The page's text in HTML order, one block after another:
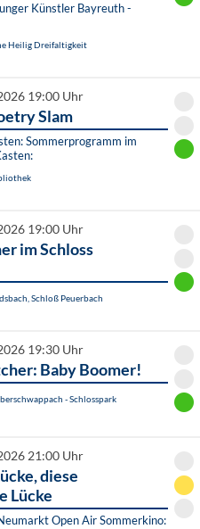
Künstler Bayreuth -
Heilig Dreifaltigkeit
19:00 Uhr
Slam
Sommerprogramm im
19:00 Uhr
im Schloss
Schloß Peuerbach
19:30 Uhr
Baby Boomer!
- Schlosspark
21:00 Uhr
diese
Lücke
Open Air Sommerkino: